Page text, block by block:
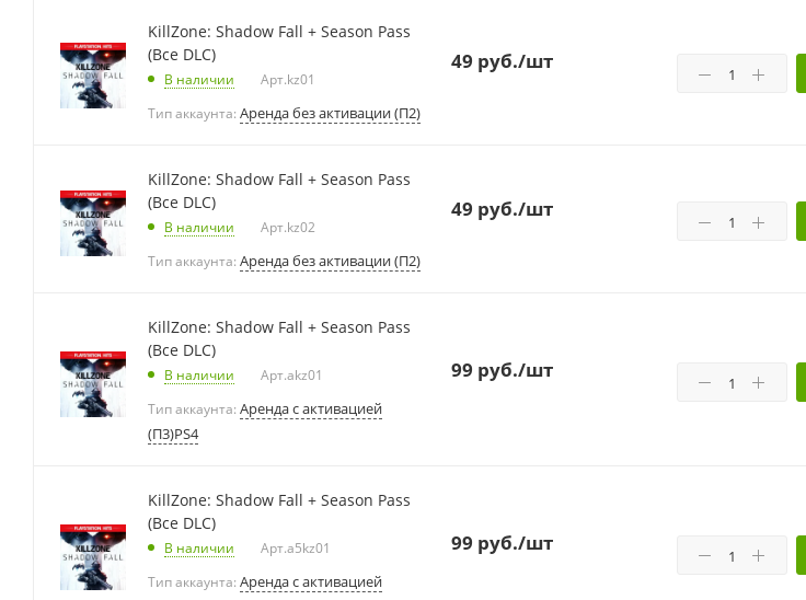
KillZone: Shadow Fall + Season Pass
(Все DLC)
В наличии Арт.kz01
Тип аккаунта: Аренда без активации (П2)
49 руб./шт
KillZone: Shadow Fall + Season Pass
(Все DLC)
В наличии Арт.kz02
Тип аккаунта: Аренда без активации (П2)
49 руб./шт
KillZone: Shadow Fall + Season Pass
(Все DLC)
В наличии Арт.akz01
Тип аккаунта: Аренда с активацией
(П3)PS4
99 руб./шт
KillZone: Shadow Fall + Season Pass
(Все DLC)
В наличии Арт.a5kz01
Тип аккаунта: Аренда с активацией
99 руб./шт